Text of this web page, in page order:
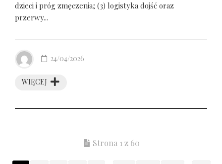
dzieci i próg zmęczenia; (3) logistyka dojść oraz
przerwy...
WIĘCEJ
24/04/2026
Strona 1 z 60